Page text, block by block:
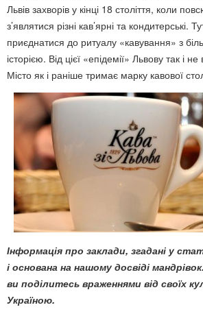
Львів захворів у кінці 18 століття, коли
з’являтися різні кав’ярні та кондитерські.
приєднатися до ритуалу «кавування» з
історією. Від цієї «епідемії» Львову так і
Місто як і раніше тримає марку кавової
Інформація про заклади, згадані у
і основана на нашому досвіді
ви поділитесь враженнями від своїх
Україною.